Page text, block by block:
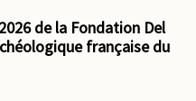
de la Fondation Del
française du